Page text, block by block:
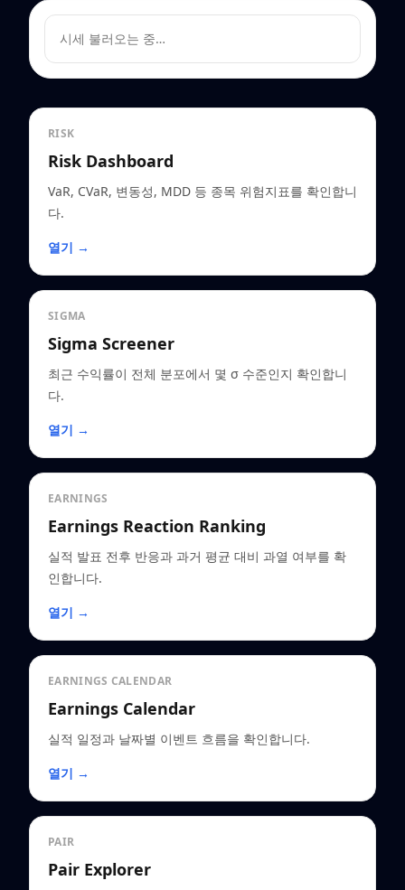
시세 불러오는 중…
RISK
Risk Dashboard
VaR, CVaR, 변동성, MDD 등 종목 위험지표를 확인합니
다.
열기 →
SIGMA
Sigma Screener
최근 수익률이 전체 분포에서 몇 σ 수준인지 확인합니
다.
열기 →
EARNINGS
Earnings Reaction Ranking
실적 발표 전후 반응과 과거 평균 대비 과열 여부를 확
인합니다.
열기 →
EARNINGS CALENDAR
Earnings Calendar
실적 일정과 날짜별 이벤트 흐름을 확인합니다.
열기 →
PAIR
Pair Explorer